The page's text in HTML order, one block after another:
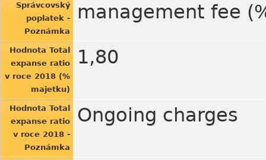
Správcovský
poplatek -
Poznámka
management fee
Hodnota Total
expanse ratio
v roce 2018 (%
majetku)
1,80
Hodnota Total
expanse ratio
v roce 2018 -
Poznámka
Ongoing charges